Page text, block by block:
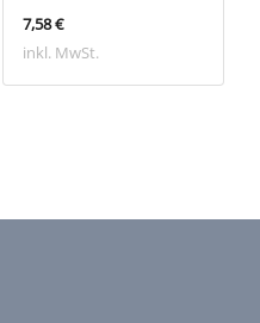
7,58 €
inkl. MwSt.